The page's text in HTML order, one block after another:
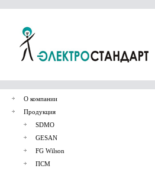
О компании
Продукция
SDMO
GESAN
FG Wilson
ПСМ